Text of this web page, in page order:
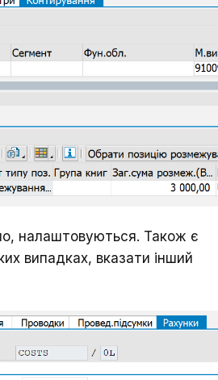
налаштовуються. Також є
випадках, вказати інший